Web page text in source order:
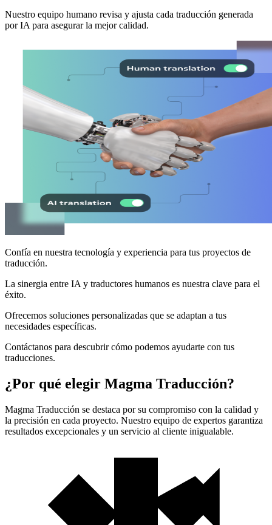
Nuestro equipo humano revisa y ajusta cada traducción generada
por IA para asegurar la mejor calidad.
Confía en nuestra tecnología y experiencia para tus proyectos de
traducción.
La sinergia entre IA y traductores humanos es nuestra clave para el
éxito.
Ofrecemos soluciones personalizadas que se adaptan a tus
necesidades específicas.
Contáctanos para descubrir cómo podemos ayudarte con tus
traducciones.
¿Por qué elegir Magma Traducción?
Magma Traducción se destaca por su compromiso con la calidad y
la precisión en cada proyecto. Nuestro equipo de expertos garantiza
resultados excepcionales y un servicio al cliente inigualable.